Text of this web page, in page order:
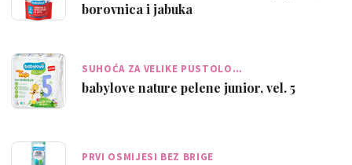
borovnica i jabuka
SUHOĆA ZA VELIKE PUSTOLO…
babylove nature pelene junior, vel. 5
PRVI OSMIJESI BEZ BRIGE